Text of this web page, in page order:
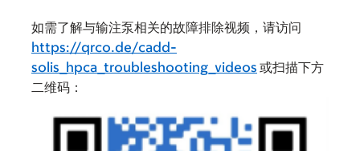
如需了解与输注泵相关的故障排除视频，请访问
https://qrco.de/cadd-
solis_hpca_troubleshooting_videos 或扫描下方
二维码：